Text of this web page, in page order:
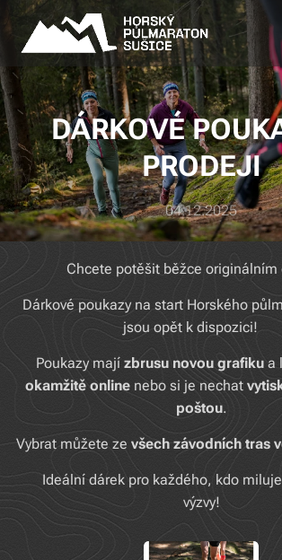
DÁRKOVÉ
PRODEJI
04.12.2025
Chcete potěšit běžce originálním
Dárkové poukazy na start Horského
jsou opět k dispozici! 🏔️
Poukazy mají zbrusu novou grafiku a
okamžitě online nebo si je nechat
poštou.
Vybrat můžete ze všech závodních tras
➡️ Ideální dárek pro každého, kdo
výzvy!